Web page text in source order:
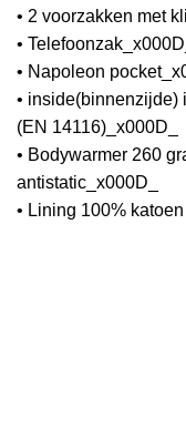
• 2 voorzakken met
• Telefoonzak_x000D_
• Napoleon
• inside(binnenzijde)
(EN 14116)_x000D_
• Bodywarmer 260
antistatic_x000D_
• Lining 100% katoen